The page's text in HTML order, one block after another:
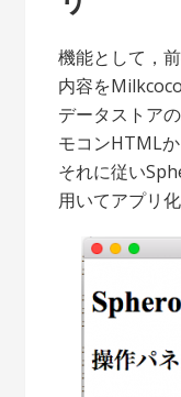
機能として，
内容を
データストア
モコンHTML
それに従い
用いてアプリ化